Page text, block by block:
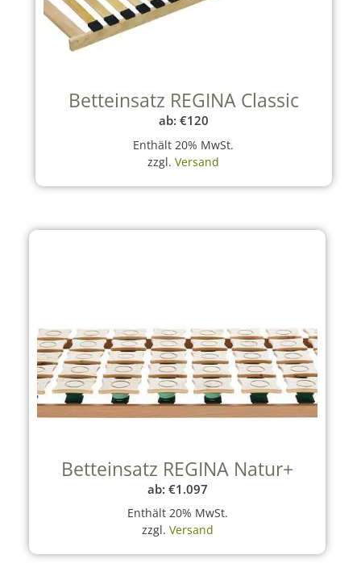
Betteinsatz REGINA Classic
ab: €120
Enthält 20% MwSt.
zzgl.Versand
Betteinsatz REGINA Natur+
ab: €1.097
Enthält 20% MwSt.
zzgl. Versand